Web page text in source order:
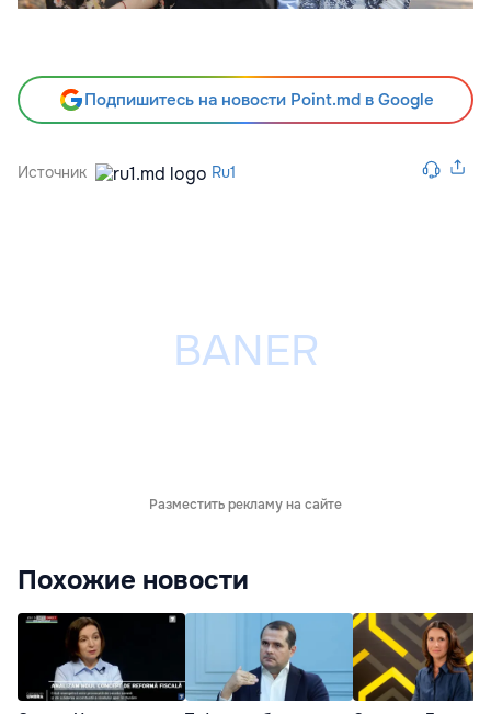
Подпишитесь на новости Point.md в Google
Источник Ru1
Разместить рекламу на сайте
Похожие новости